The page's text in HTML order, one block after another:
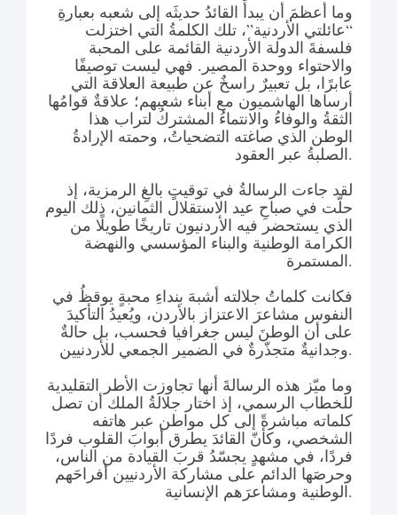
وما أعظمَ أن يبدأَ القائدُ حديثَه إلى شعبه بعبارةِ
“عائلتي الأردنية”، تلك الكلمةُ التي اختزلت
فلسفةَ الدولة الأردنية القائمة على المحبة
والاحتواء ووحدة المصير. فهي ليست توصيفًا
عابرًا، بل تعبيرٌ راسخٌ عن طبيعة العلاقة التي
أرساها الهاشميون مع أبناء شعبهم؛ علاقةٌ قوامُها
الثقةُ والوفاءُ والانتماءُ المشتركُ لتراب هذا
الوطن الذي صاغته التضحياتُ، وحمته الإرادةُ
الصلبةُ عبر العقود.
لقد جاءت الرسالةُ في توقيتٍ بالغِ الرمزية، إذ
حلّت في صباحِ عيد الاستقلال الثمانين، ذلك اليوم
الذي يستحضر فيه الأردنيون تاريخًا طويلًا من
الكرامة الوطنية والبناء المؤسسي والنهضة
المستمرة.
النفوس مشاعرَ الاعتزاز بالأردن، ويُعيدُ التأكيدَ
على أن الوطنَ ليس جغرافيا فحسب، بل حالةٌ
وجدانيةٌ متجذّرةٌ في الضمير الجمعي للأردنيين.
وما ميّز هذه الرسالةَ أنها تجاوزت الأطر التقليدية
للخطاب الرسمي، إذ اختار جلالةُ الملك أن تصل
كلماته مباشرةً إلى كل مواطن عبر هاتفه
الشخصي، وكأنّ القائدَ يطرق أبوابَ القلوب فردًا
فردًا، في مشهدٍ يجسّدُ قربَ القيادة من الناس،
وحرصَها الدائم على مشاركة الأردنيين أفراحَهم
الوطنية ومشاعرَهم الإنسانية.